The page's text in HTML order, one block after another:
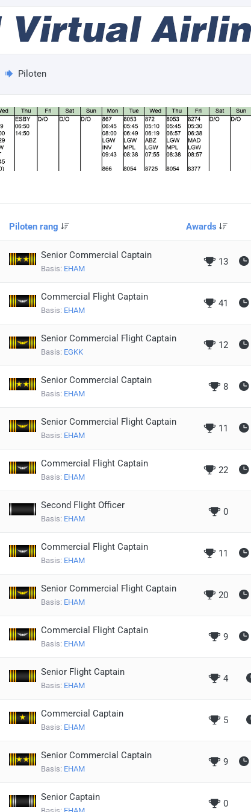
Piloten
Piloten rang Awards
Senior Commercial Captain
Basis: EHAM
13
Commercial Flight Captain
Basis: EHAM
41
Senior Commercial Flight Captain
Basis: EGKK
12
Senior Commercial Captain
Basis: EHAM
8
Senior Commercial Flight Captain
Basis: EHAM
11
Commercial Flight Captain
Basis: EHAM
22
Second Flight Officer
Basis: EHAM
0
Commercial Flight Captain
Basis: EHAM
11
Senior Commercial Flight Captain
Basis: EHAM
20
Commercial Flight Captain
Basis: EHAM
9
Senior Flight Captain
Basis: EHAM
4
Commercial Captain
Basis: EHAM
5
Senior Commercial Captain
Basis: EHAM
9
Senior Captain
0